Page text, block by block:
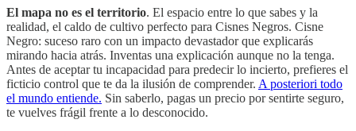
El mapa no es el territorio. El espacio entre lo que sabes y la
realidad, el caldo de cultivo perfecto para Cisnes Negros. Cisne
Negro: suceso raro con un impacto devastador que explicarás
mirando hacia atrás. Inventas una explicación aunque no la tenga.
Antes de aceptar tu incapacidad para predecir lo incierto, prefieres el
ficticio control que te da la ilusión de comprender. A posteriori todo
el mundo entiende. Sin saberlo, pagas un precio por sentirte seguro,
te vuelves frágil frente a lo desconocido.